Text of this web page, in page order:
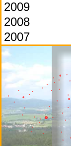
2009
2008
2007